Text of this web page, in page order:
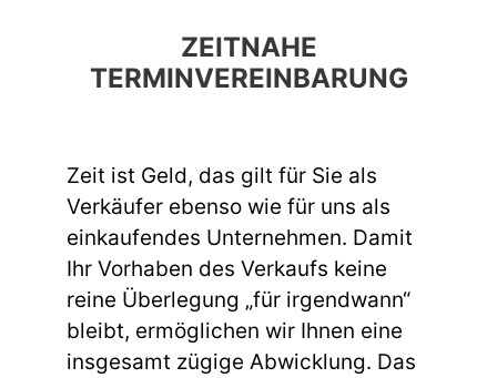
ZEITNAHE
TERMINVEREINBARUNG
Zeit ist Geld, das gilt für Sie als
Verkäufer ebenso wie für uns als
einkaufendes Unternehmen. Damit
Ihr Vorhaben des Verkaufs keine
reine Überlegung „für irgendwann“
bleibt, ermöglichen wir Ihnen eine
insgesamt zügige Abwicklung. Das